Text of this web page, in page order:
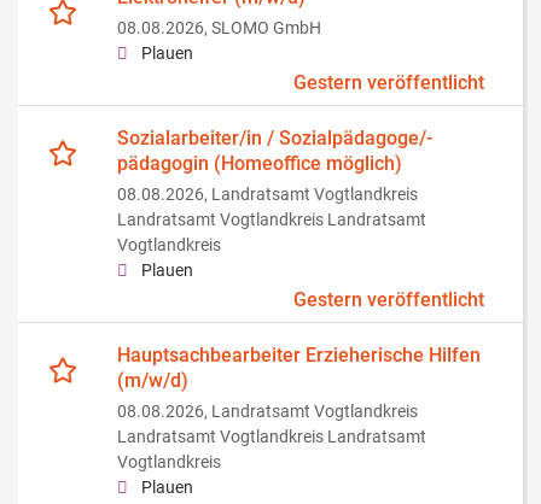
08.08.2026, SLOMO GmbH
Plauen
Gestern veröffentlicht
Sozialarbeiter/in / Sozialpädagoge/-
pädagogin (Homeoffice möglich)
08.08.2026, Landratsamt Vogtlandkreis
Landratsamt Vogtlandkreis Landratsamt
Vogtlandkreis
Plauen
Gestern veröffentlicht
Hauptsachbearbeiter Erzieherische Hilfen
(m/w/d)
08.08.2026, Landratsamt Vogtlandkreis
Landratsamt Vogtlandkreis Landratsamt
Vogtlandkreis
Plauen